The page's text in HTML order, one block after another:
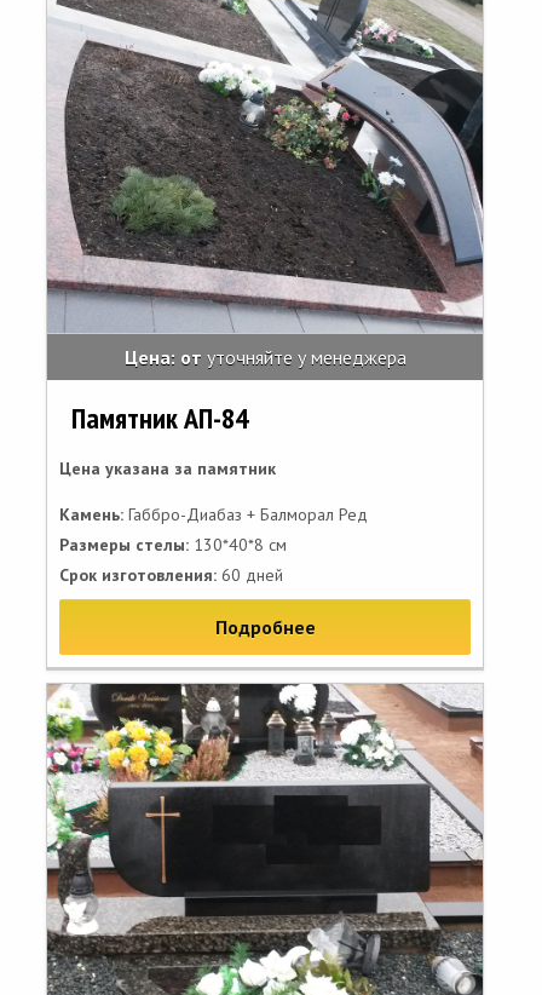
Цена: от уточняйте у менеджера
Памятник АП-84
Цена указана за памятник
Камень: Габбро-Диабаз + Балморал Ред
Размеры стелы: 130*40*8 см
Срок изготовления: 60 дней
Подробнее